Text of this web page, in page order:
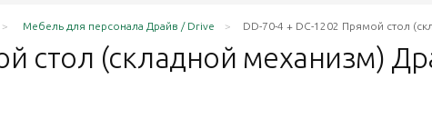
Мебель для персонала Драйв / Drive DD-70-4 + DC-1202 Прямой стол
стол (складной механизм)